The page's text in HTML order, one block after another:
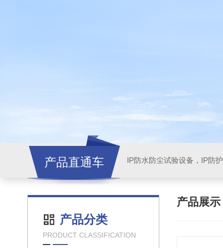
产品直通车
产品分类
PRODUCT CLASSIFICATION
产品展示